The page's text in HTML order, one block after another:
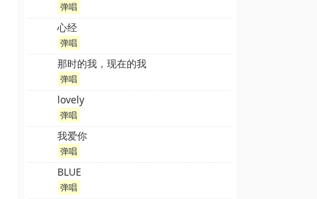
弹唱
心经
弹唱
那时的我，现在的我
弹唱
lovely
弹唱
我爱你
弹唱
BLUE
弹唱